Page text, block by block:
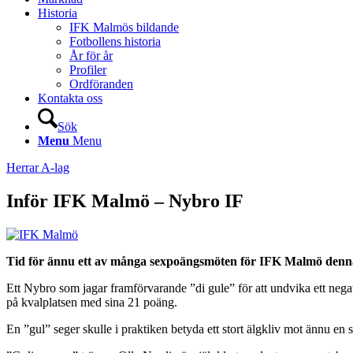
Historia
IFK Malmös bildande
Fotbollens historia
År för år
Profiler
Ordföranden
Kontakta oss
Sök
Menu Menu
Herrar A-lag
Inför IFK Malmö – Nybro IF
Tid för ännu ett av många sexpoängsmöten för IFK Malmö
Ett Nybro som jagar framförvarande ”di gule” för att undvika ett
på kvalplatsen med sina 21 poäng.
En ”gul” seger skulle i praktiken betyda ett stort älgkliv mot ännu en